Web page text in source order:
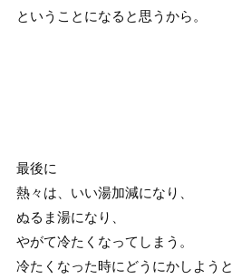
ということになると思うから。
最後に
熱々は、いい湯加減になり、
ぬるま湯になり、
やがて冷たくなってしまう。
冷たくなった時にどうにかしようと